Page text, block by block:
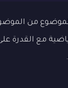
من
مع القدرة